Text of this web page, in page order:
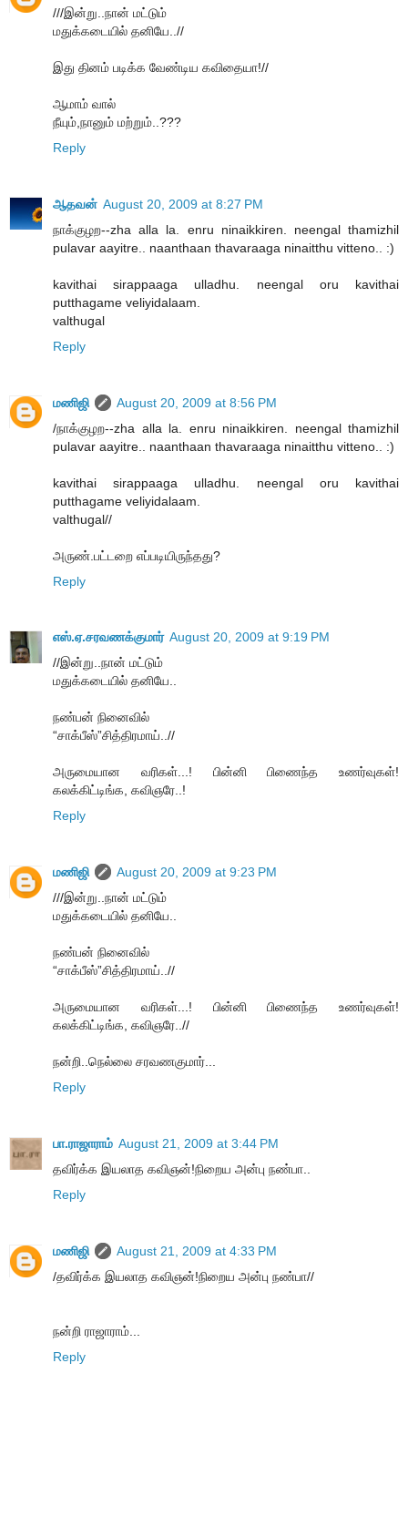
///இன்று..நான் மட்டும்
மதுக்கடையில் தனியே..//
இது தினம் படிக்க வேண்டிய கவிதையா!//
ஆமாம் வால்
நீயும்,நானும் மற்றும்..???
Reply
ஆதவன் August 20, 2009 at 8:27 PM
நாக்குழற--zha alla la. enru ninaikkiren. neengal thamizhil
pulavar aayitre.. naanthaan thavaraaga ninaitthu vitteno.. :)
kavithai sirappaaga ulladhu. neengal oru kavithai
putthagame veliyidalaam.
valthugal
Reply
மணிஜி
August 20, 2009 at 8:56 PM
/நாக்குழற--zha alla la. enru ninaikkiren. neengal thamizhil
pulavar aayitre.. naanthaan thavaraaga ninaitthu vitteno.. :)
kavithai sirappaaga ulladhu. neengal oru kavithai
putthagame veliyidalaam.
valthugal//
அருண்.பட்டறை எப்படியிருந்தது?
Reply
எஸ்.ஏ.சரவணக்குமார் August 20, 2009 at 9:19 PM
//இன்று..நான் மட்டும்
மதுக்கடையில் தனியே..
நண்பன் நினைவில்
“சாக்பீஸ்”சித்திரமாய்..//
அருமையான வரிகள்...! பின்னி பிணைந்த உணர்வுகள்!
கலக்கிட்டிங்க, கவிஞரே..!
Reply
மணிஜி
August 20, 2009 at 9:23 PM
///இன்று..நான் மட்டும்
மதுக்கடையில் தனியே..
நண்பன் நினைவில்
“சாக்பீஸ்”சித்திரமாய்..//
அருமையான வரிகள்...! பின்னி பிணைந்த உணர்வுகள்!
கலக்கிட்டிங்க, கவிஞரே..//
நன்றி..நெல்லை சரவணகுமார்...
Reply
பா.ராஜாராம் August 21, 2009 at 3:44 PM
தவிர்க்க இயலாத கவிஞன்!நிறைய அன்பு நண்பா..
Reply
மணிஜி
August 21, 2009 at 4:33 PM
/தவிர்க்க இயலாத கவிஞன்!நிறைய அன்பு நண்பா//
நன்றி ராஜாராம்...
Reply